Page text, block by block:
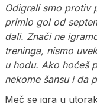
Odigrali smo protiv
primio gol od
dali. Znači ne
treninga, nismo
u hodu. Ako hoćeš
nekome šansu i da
Meč se igra u